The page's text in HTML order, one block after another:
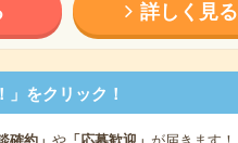
詳しく見る
をクリック！